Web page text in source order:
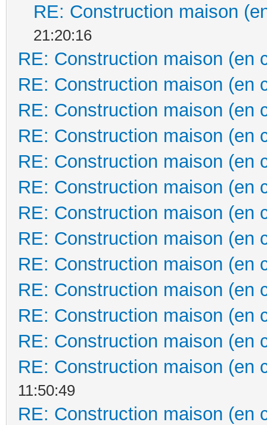
RE: Construction maison
21:20:16
RE: Construction maison (en
RE: Construction maison (en
RE: Construction maison (en
RE: Construction maison (en
RE: Construction maison (en
RE: Construction maison (en
RE: Construction maison (en
RE: Construction maison (en
RE: Construction maison (en
RE: Construction maison (en
RE: Construction maison (en
RE: Construction maison (en
RE: Construction maison (en
11:50:49
RE: Construction maison (en